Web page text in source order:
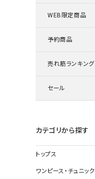
WEB限定商品
予約商品
売れ筋ランキング
セール
カテゴリから探す
トップス
ワンピース・チュニック